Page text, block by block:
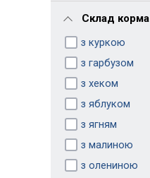
Склад корма
з куркою
з гарбузом
з хеком
з яблуком
з ягням
з малиною
з олениною